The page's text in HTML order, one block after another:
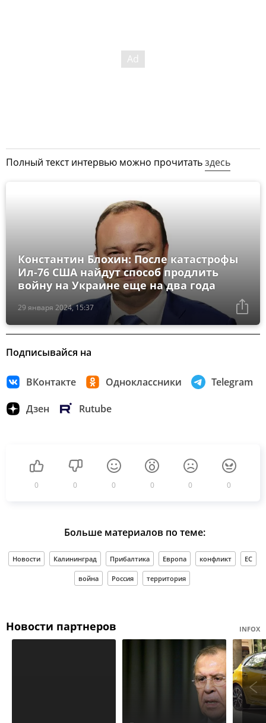
Полный текст интервью можно прочитатьздесь
29 января 2024, 15:37
Константин Блохин: После катастрофы
Ил-76 США найдут способ продлить
войну на Украине еще на два года
Подписывайся на
ВКонтакте Одноклассники Telegram
Дзен Rutube
0 0 0 0 0 0
Больше материалов по теме:
Новости Калининград Прибалтика Европа конфликт ЕС
война Россия территория
Новости партнеров INFOX